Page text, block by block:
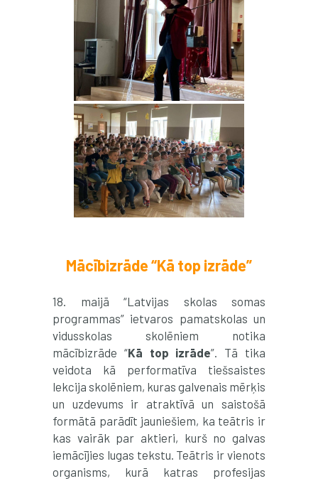
Mācībizrāde “Kā top izrāde”
18. maijā “Latvijas skolas somas
programmas” ietvaros pamatskolas un
vidusskolas skolēniem notika
mācībizrāde “Kā top izrāde”. Tā tika
veidota kā performatīva tiešsaistes
lekcija skolēniem, kuras galvenais mērķis
un uzdevums ir atraktīvā un saistošā
formātā parādīt jauniešiem, ka teātris ir
kas vairāk par aktieri, kurš no galvas
iemācījies lugas tekstu. Teātris ir vienots
organisms, kurā katras profesijas